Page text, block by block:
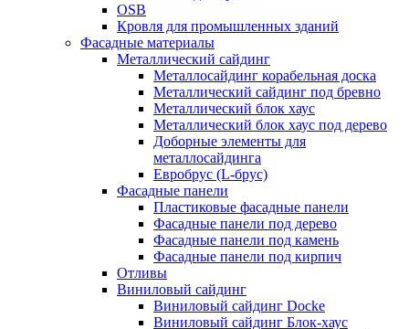
OSB
Кровля для промышленных зданий
Фасадные материалы
Металлический сайдинг
Металлосайдинг корабельная доска
Металлический сайдинг под бревно
Металлический блок хаус
Металлический блок хаус под дерево
Доборные элементы для
металлосайдинга
Евробрус (L-брус)
Фасадные панели
Пластиковые фасадные панели
Фасадные панели под дерево
Фасадные панели под камень
Фасадные панели под кирпич
Отливы
Виниловый сайдинг
Виниловый сайдинг Docke
Виниловый сайдинг Блок-хаус